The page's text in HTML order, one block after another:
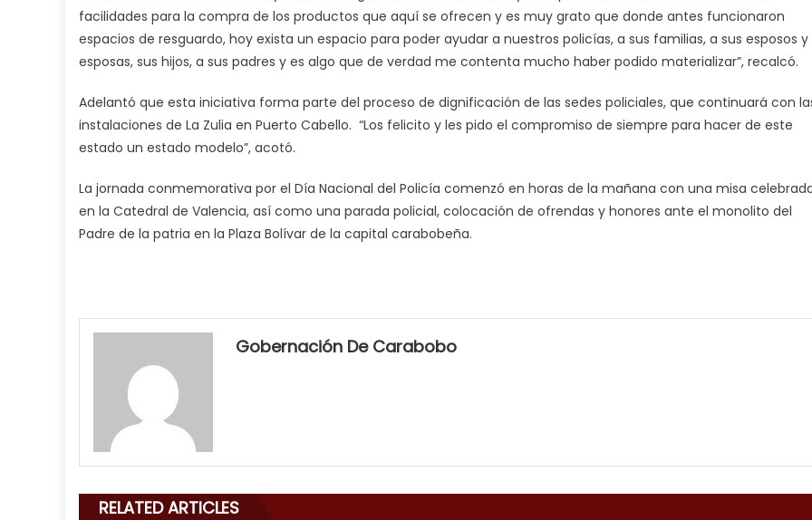
facilidades para la compra de los productos que aquí se ofrecen y es muy grato que donde antes funcionaron
espacios de resguardo, hoy exista un espacio para poder ayudar a nuestros policías, a sus familias, a sus esposos y
esposas, sus hijos, a sus padres y es algo que de verdad me contenta mucho haber podido materializar”, recalcó.
Adelantó que esta iniciativa forma parte del proceso de dignificación de las sedes policiales, que continuará con
instalaciones de La Zulia en Puerto Cabello. “Los felicito y les pido el compromiso de siempre para hacer de este
estado un estado modelo”, acotó.
La jornada conmemorativa por el Día Nacional del Policía comenzó en horas de la mañana con una misa
en la Catedral de Valencia, así como una parada policial, colocación de ofrendas y honores ante el monolito del
Padre de la patria en la Plaza Bolívar de la capital carabobeña.
my
neighbor
his
cum,
Gobernación De Carabobo
RELATED ARTICLES